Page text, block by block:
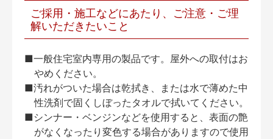
ご採用・施工などにあたり、ご注意・ご理
解いただきたいこと
■一般住宅室内専用の製品です。屋外への取付はお
やめください。
■汚れがついた場合は乾拭き、または水で薄めた中
性洗剤で固くしぼったタオルで拭いてください。
■シンナー・ベンジンなどを使用すると、表面の艶
がなくなったり変色する場合がありますので使用